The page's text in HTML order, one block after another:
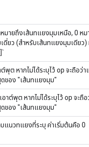
มายถึงเส้นทแยงมุมเหนือ, 0 ห
ดี่ยว (สำหรับเส้นทแยงมุมเดีย
พุต หากไม่ได้ระบุไว้ op จะถือ
ดของ "เส้นทแยงมุม"
าต์พุต หากไม่ได้ระบุไว้ op จะ
ดของ "เส้นทแยงมุม"
แนวทแยงที่ระบุ ค่าเริ่มต้นคือ 0